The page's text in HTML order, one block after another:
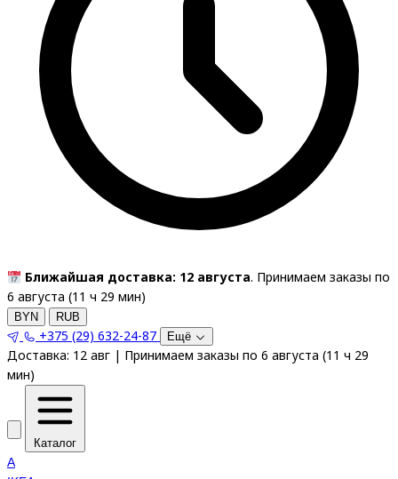
Ближайшая доставка: 12 августа. Принимаем заказы по
6 августа (11 ч 29 мин)
BYN RUB
+375 (29) 632-24-87 Ещё
Доставка: 12 авг | Принимаем заказы по 6 августа (11 ч 29
мин)
Каталог
A